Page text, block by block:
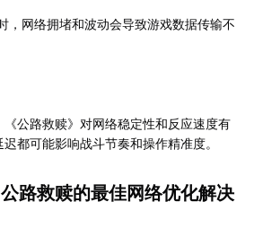
，网络拥堵和波动会导致游戏数据传输不
公路救赎》对网络稳定性和反应速度有
都可能影响战斗节奏和操作精准度。
公路救赎的最佳网络优化解决